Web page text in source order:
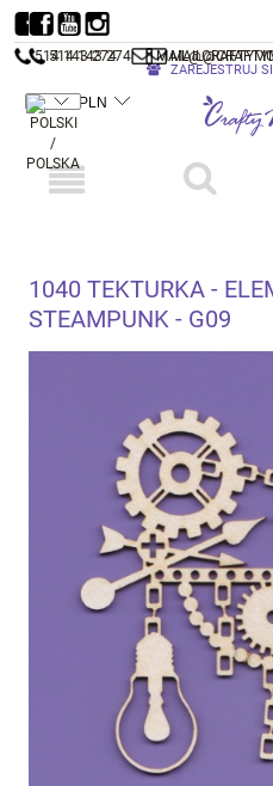
514 143 274
ZAREJESTRUJ
514 143 274
1040 TEKTURKA -
STEAMPUNK - G09